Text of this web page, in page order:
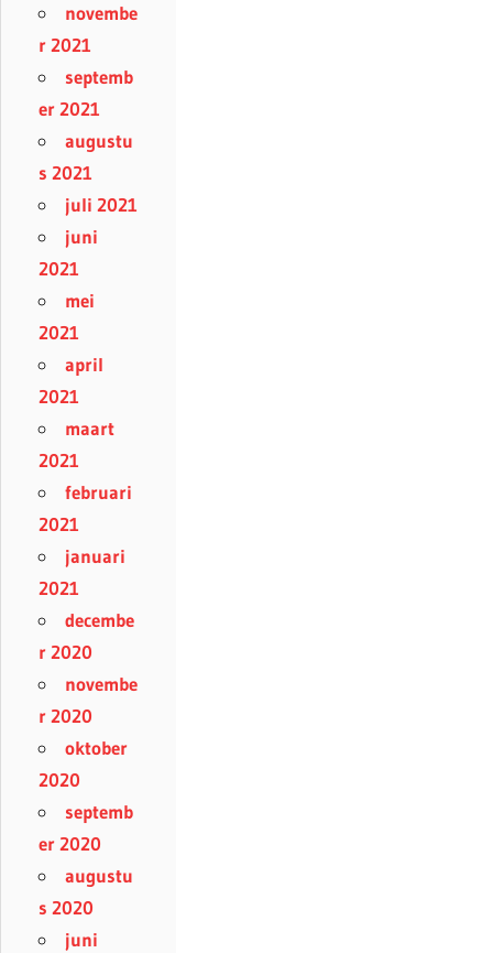
novembe
r 2021
septemb
er 2021
augustu
s 2021
juli 2021
juni
2021
mei
2021
april
2021
maart
2021
februari
2021
januari
2021
decembe
r 2020
novembe
r 2020
oktober
2020
septemb
er 2020
augustu
s 2020
juni